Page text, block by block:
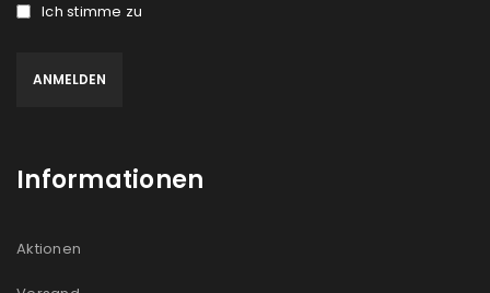
Ich stimme zu
Informationen
Aktionen